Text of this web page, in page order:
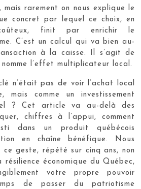
mais rarement on nous explique le
concret par lequel ce choix, en
finit par enrichir le
C’est un calcul qui va bien au-
à la caisse. Il s’agit de
nomme l’effet multiplicateur local.
n’était pas de voir l’achat local
mais comme un investissement
? Cet article va au-delà des
chiffres à l’appui, comment
dans un produit québécois
en chaîne bénéfique. Nous
ce geste, répété sur cinq ans, non
résilience économique du Québec,
votre propre pouvoir
de passer du patriotisme